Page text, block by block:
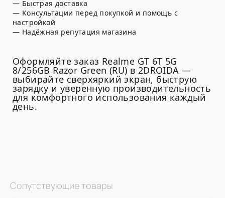
— Быстрая доставка
— Консультации перед покупкой и помощь с
настройкой
— Надёжная репутация магазина
Оформляйте заказ Realme GT 6T 5G
8/256GB Razor Green (RU) в 2DROIDA —
выбирайте сверхяркий экран, быструю
зарядку и уверенную производительность
для комфортного использования каждый
день.
Сопутствующие товары